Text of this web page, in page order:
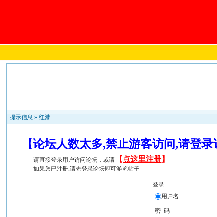
提示信息 »红港
【论坛人数太多,禁止游客访问,请登
请直接登录用户访问论坛，或请 【 点这里注册】
如果您已注册,请先登录论坛即可游览帖子
登录
用户名
密 码